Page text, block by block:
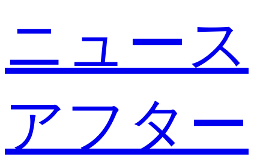
ニュース
アフター